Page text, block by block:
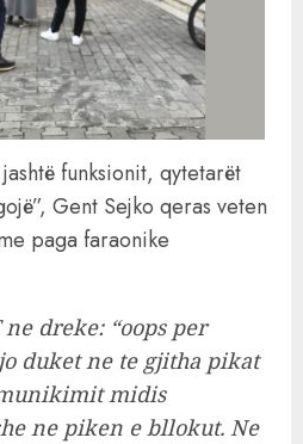
funksionit, qytetarët
Gent Sejko qeras veten
paga faraonike
dreke: “oops per
duket ne te gjitha pikat
midis
ne piken e bllokut. Ne